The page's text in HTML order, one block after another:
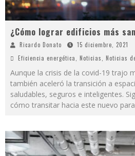
¿Cómo lograr edificios más
Ricardo Donato
15 diciembre, 2021
Eficiencia energética
Noticias Noticias
Aunque la crisis de la covid-19 trajo
también aceleró la transición a
saludables, seguros e inteligentes.
cómo transitar hacia este nuevo